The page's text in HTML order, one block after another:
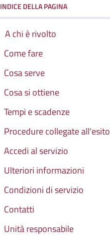
INDICE DELLA PAGINA
A chi è rivolto
Come fare
Cosa serve
Cosa si ottiene
Tempi e scadenze
Procedure collegate all'esito
Accedi al servizio
Ulteriori informazioni
Condizioni di servizio
Contatti
Unità responsabile